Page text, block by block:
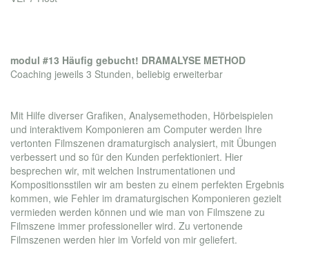
modul #13 Häufig gebucht! DRAMALYSE METHOD
Coaching jeweils 3 Stunden, beliebig erweiterbar
Mit Hilfe diverser Grafiken, Analysemethoden, Hörbeispielen
und interaktivem Komponieren am Computer werden Ihre
vertonten Filmszenen dramaturgisch analysiert, mit Übungen
verbessert und so für den Kunden perfektioniert. Hier
besprechen wir, mit welchen Instrumentationen und
Kompositionsstilen wir am besten zu einem perfekten Ergebnis
kommen, wie Fehler im dramaturgischen Komponieren gezielt
vermieden werden können und wie man von Filmszene zu
Filmszene immer professioneller wird. Zu vertonende
Filmszenen werden hier im Vorfeld von mir geliefert.